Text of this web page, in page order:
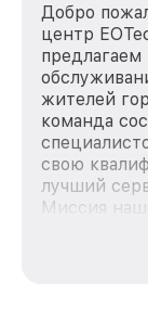
Добро
центр
жителей
команда
свою
лучший
Миссия
каждого